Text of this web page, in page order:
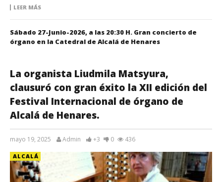
LEER MÁS
Sábado 27-Junio-2026, a las 20:30 H. Gran concierto de
órgano en la Catedral de Alcalá de Henares
La organista Liudmila Matsyura,
clausuró con gran éxito la XII edición del
Festival Internacional de órgano de
Alcalá de Henares.
mayo 19, 2025 Admin +3 0 436
ALCALÁ